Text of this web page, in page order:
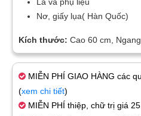
Lá và phụ liệu
Nơ, giấy lụa( Hàn Quốc)
Kích thước: Cao 60 cm,
MIỄN PHÍ GIAO HÀNG các
(xem chi tiết)
MIỄN PHÍ thiệp, chữ trị giá